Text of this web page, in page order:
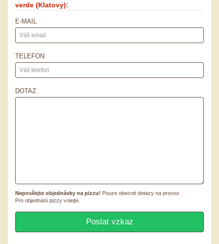
verde (Klatovy):
E-MAIL
TELEFON
DOTAZ
Neposílejte objednávky na pizzu! Pouze obecné dotazy na provoz.
Pro objednání pizzy volejte.